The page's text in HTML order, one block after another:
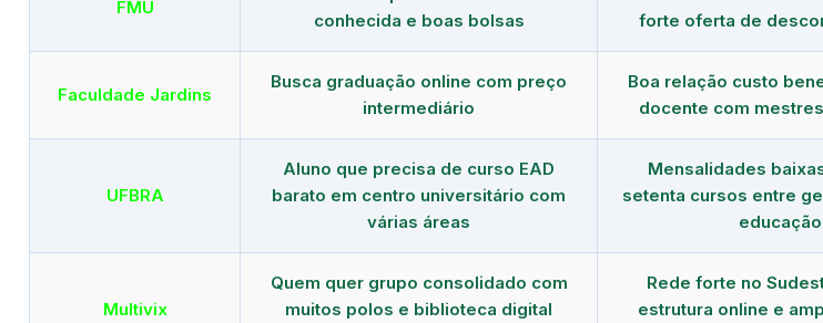
FMU
conhecida e boas bolsas
forte oferta de
Faculdade Jardins
Busca graduação online com preço
intermediário
Boa relação custo
docente com
UFBRA
Aluno que precisa de curso EAD
barato em centro universitário com
várias áreas
Mensalidades
setenta cursos entre
educação
Multivix
Quem quer grupo consolidado com
muitos polos e biblioteca digital
Rede forte no
estrutura online e